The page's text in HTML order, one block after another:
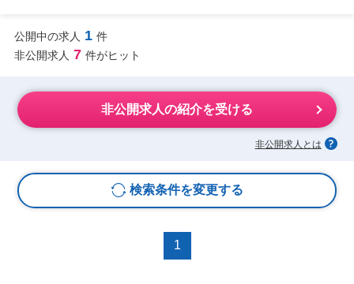
公開中の求人 1 件
非公開求人 7 件がヒット
非公開求人の紹介を受ける
非公開求人とは
検索条件を変更する
1